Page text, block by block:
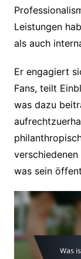
Leistungen
als auch
Er engagiert
Fans, teilt
was dazu
was sein